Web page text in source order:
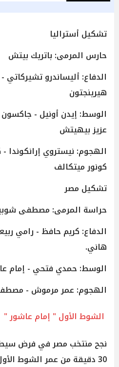
تشكيل أستراليا
حارس المرمى: باتريك بيتش
الدفاع: أليساندرو
هيرينجتون
الوسط: إيدن أونيل -
عزيز بيهيتش
الهجوم: نيستروي إرانكوندا -
كونور ميتكالف
تشكيل مصر
حراسة المرمى: مصطفى
الدفاع: كريم حافظ - رامي
هاني.
الوسط: حمدي فتحي - إمام
الهجوم: عمر مرموش -
الشوط الأول " إمام عاشور "
نجح منتخب مصر في فرض
30 دقيقة من عمر الشوط